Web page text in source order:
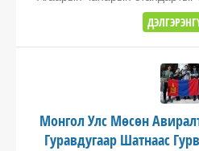
Монгол Улс Мөсөн
Гуравдугаар Шатнаас